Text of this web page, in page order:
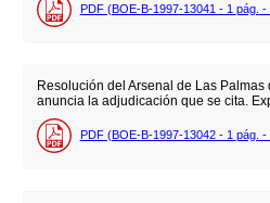
PDF (BOE-B-1997-13041 - 1 pág. -
Resolución del Arsenal de Las
anuncia la adjudicación que se cita.
PDF (BOE-B-1997-13042 - 1 pág. -